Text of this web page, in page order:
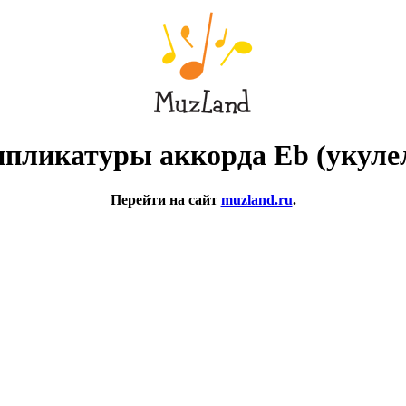
аккорда Eb
Перейти на сайт muzland.ru.